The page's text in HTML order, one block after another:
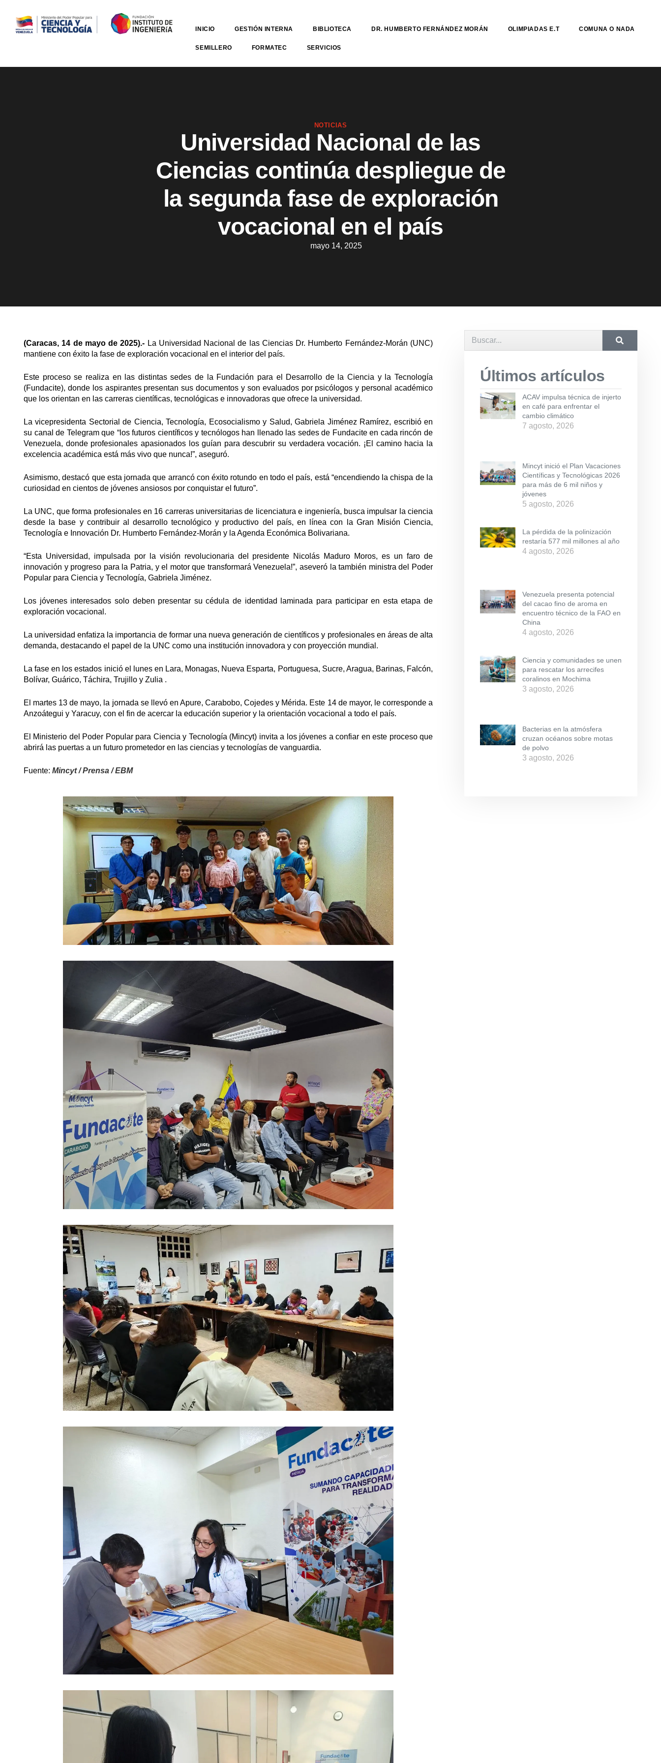
INICIO GESTIÓN INTERNA BIBLIOTECA DR. HUMBERTO FERNÁNDEZ MORÁN OLIMPIADAS E.T COMUNA O NADA
SEMILLERO FORMATEC SERVICIOS
NOTICIAS
Universidad Nacional de las
Ciencias continúa despliegue de
la segunda fase de exploración
vocacional en el país
mayo 14, 2025
(Caracas, 14 de mayo de 2025).- La Universidad Nacional de las Ciencias Dr. Humberto Fernández-Morán (UNC)
mantiene con éxito la fase de exploración vocacional en el interior del país.
Este proceso se realiza en las distintas sedes de la Fundación para el Desarrollo de la Ciencia y la Tecnología
(Fundacite), donde los aspirantes presentan sus documentos y son evaluados por psicólogos y personal académico
que los orientan en las carreras científicas, tecnológicas e innovadoras que ofrece la universidad.
La vicepresidenta Sectorial de Ciencia, Tecnología, Ecosocialismo y Salud, Gabriela Jiménez Ramírez, escribió en
su canal de Telegram que “los futuros científicos y tecnólogos han llenado las sedes de Fundacite en cada rincón de
Venezuela, donde profesionales apasionados los guían para descubrir su verdadera vocación. ¡El camino hacia la
excelencia académica está más vivo que nunca!”, aseguró.
Asimismo, destacó que esta jornada que arrancó con éxito rotundo en todo el país, está “encendiendo la chispa de la
curiosidad en cientos de jóvenes ansiosos por conquistar el futuro”.
La UNC, que forma profesionales en 16 carreras universitarias de licenciatura e ingeniería, busca impulsar la ciencia
desde la base y contribuir al desarrollo tecnológico y productivo del país, en línea con la Gran Misión Ciencia,
Tecnología e Innovación Dr. Humberto Fernández-Morán y la Agenda Económica Bolivariana.
“Esta Universidad, impulsada por la visión revolucionaria del presidente Nicolás Maduro Moros, es un faro de
innovación y progreso para la Patria, y el motor que transformará Venezuela!”, aseveró la también ministra del Poder
Popular para Ciencia y Tecnología, Gabriela Jiménez.
Los jóvenes interesados solo deben presentar su cédula de identidad laminada para participar en esta etapa de
exploración vocacional.
La universidad enfatiza la importancia de formar una nueva generación de científicos y profesionales en áreas de alta
demanda, destacando el papel de la UNC como una institución innovadora y con proyección mundial.
La fase en los estados inició el lunes en Lara, Monagas, Nueva Esparta, Portuguesa, Sucre, Aragua, Barinas, Falcón,
Bolívar, Guárico, Táchira, Trujillo y Zulia .
El martes 13 de mayo, la jornada se llevó en Apure, Carabobo, Cojedes y Mérida. Este 14 de mayor, le corresponde a
Anzoátegui y Yaracuy, con el fin de acercar la educación superior y la orientación vocacional a todo el país.
El Ministerio del Poder Popular para Ciencia y Tecnología (Mincyt) invita a los jóvenes a confiar en este proceso que
abrirá las puertas a un futuro prometedor en las ciencias y tecnologías de vanguardia.
Fuente: Mincyt / Prensa / EBM
Últimos artículos
ACAV impulsa técnica de injerto
en café para enfrentar el
cambio climático
7 agosto, 2026
Mincyt inició el Plan Vacaciones
Científicas y Tecnológicas 2026
para más de 6 mil niños y
jóvenes
5 agosto, 2026
La pérdida de la polinización
restaría 577 mil millones al año
4 agosto, 2026
Venezuela presenta potencial
del cacao fino de aroma en
encuentro técnico de la FAO en
China
4 agosto, 2026
Ciencia y comunidades se unen
para rescatar los arrecifes
coralinos en Mochima
3 agosto, 2026
Bacterias en la atmósfera
cruzan océanos sobre motas
de polvo
3 agosto, 2026